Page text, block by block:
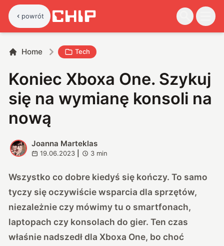
powrót
Home Tech
Koniec Xboxa One. Szykuj
się na wymianę konsoli na
nową
J
Joanna Marteklas
19.06.2023 3 min
Wszystko co dobre kiedyś się kończy. To samo
tyczy się oczywiście wsparcia dla sprzętów,
niezależnie czy mówimy tu o smartfonach,
laptopach czy konsolach do gier. Ten czas
właśnie nadszedł dla Xboxa One, bo choć